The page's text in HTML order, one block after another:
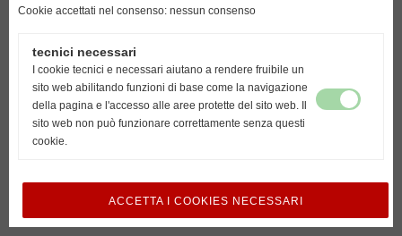
Cookie accettati nel consenso: nessun consenso
tecnici necessari
I cookie tecnici e necessari aiutano a rendere fruibile un
sito web abilitando funzioni di base come la navigazione
della pagina e l'accesso alle aree protette del sito web. Il
sito web non può funzionare correttamente senza questi
cookie.
ACCETTA I COOKIES NECESSARI